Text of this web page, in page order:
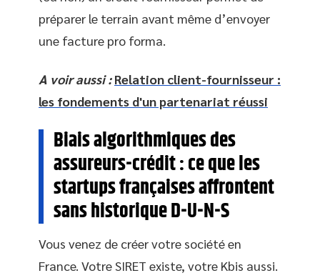
préparer le terrain avant même d’envoyer
une facture pro forma.
A voir aussi : Relation client-fournisseur :
les fondements d'un partenariat réussi
Biais algorithmiques des
assureurs-crédit : ce que les
startups françaises affrontent
sans historique D-U-N-S
Vous venez de créer votre société en
France. Votre SIRET existe, votre Kbis aussi.